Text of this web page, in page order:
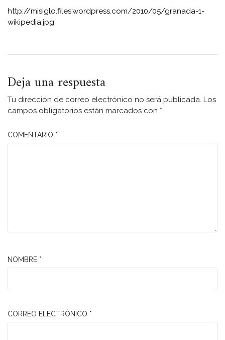
http://misiglo.files.wordpress.com/2010/05/granada-1-
wikipedia.jpg
Deja una respuesta
Tu dirección de correo electrónico no será publicada. Los
campos obligatorios están marcados con *
COMENTARIO *
NOMBRE *
CORREO ELECTRÓNICO *